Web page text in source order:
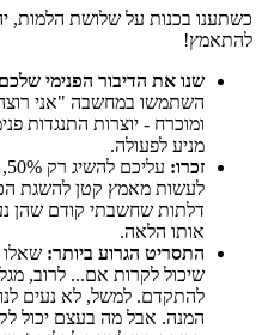
כשתענו בכנות על שלושת הלמות,
להתאמץ!
שנו את הדיבור הפנימי
השתמשו במחשבה "אני
ומוכרח - יוצרות התנגדות
מניע לפעולה.
זכרו:
לעשות מאמץ קטן להשגת
דלתות שחשבתי קודם שהן
אותו הלאה.
התסריט הגרוע ביותר:
שיכול לקרות אם... לרוב,
להתקדם. למשל, לא נעים
המנה. אבל מה בעצם יכול